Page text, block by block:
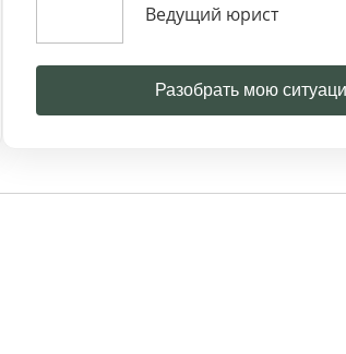
Ведущий юрист
Разобрать мою